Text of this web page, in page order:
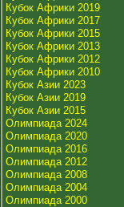
Кубок Африки 2019
Кубок Африки 2017
Кубок Африки 2015
Кубок Африки 2013
Кубок Африки 2012
Кубок Африки 2010
Кубок Азии 2023
Кубок Азии 2019
Кубок Азии 2015
Олимпиада 2024
Олимпиада 2020
Олимпиада 2016
Олимпиада 2012
Олимпиада 2008
Олимпиада 2004
Олимпиада 2000